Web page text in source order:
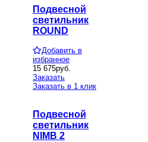
Подвесной
светильник
ROUND
Добавить в
избранное
15 675руб.
Заказать
Заказать в 1 клик
Подвесной
светильник
NIMB 2